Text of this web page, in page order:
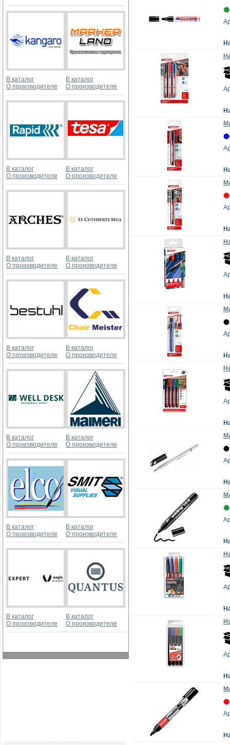
В каталог
О производителе
В каталог
О производителе
В каталог
О производителе
В каталог
О производителе
В каталог
О производителе
В каталог
О производителе
В каталог
О производителе
В каталог
О производителе
В каталог
О производителе
В каталог
О производителе
В каталог
О производителе
В каталог
О производителе
В каталог
О производителе
В каталог
О производителе